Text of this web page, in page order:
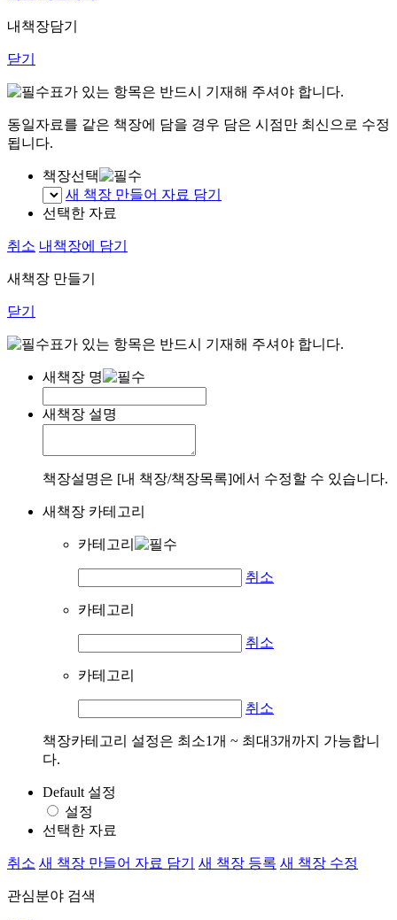
내책장담기
닫기
표가 있는 항목은 반드시 기재해 주셔야 합니다.
동일자료를 같은 책장에 담을 경우 담은 시점만 최신으로 수정
됩니다.
책장선택
새 책장 만들어 자료 담기
선택한 자료
취소 내책장에 담기
새책장 만들기
닫기
표가 있는 항목은 반드시 기재해 주셔야 합니다.
새책장 명
새책장 설명
책장설명은 [내 책장/책장목록]에서 수정할 수 있습니다.
새책장 카테고리
카테고리
취소
카테고리
취소
카테고리
취소
책장카테고리 설정은 최소1개 ~ 최대3개까지 가능합니
다.
Default 설정
설정
선택한 자료
취소 새 책장 만들어 자료 담기 새 책장 등록 새 책장 수정
관심분야 검색